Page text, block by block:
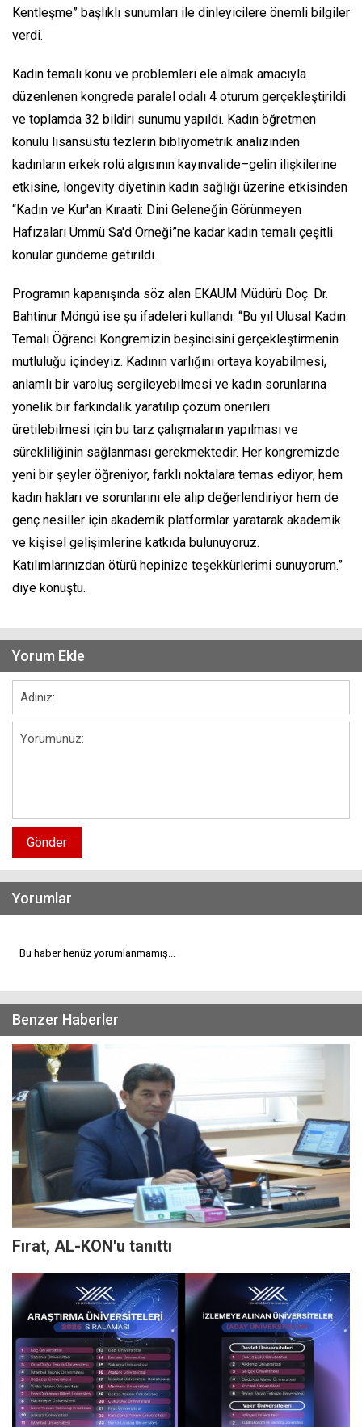
Kentleşme” başlıklı sunumları ile dinleyicilere önemli bilgiler
verdi.
Kadın temalı konu ve problemleri ele almak amacıyla
düzenlenen kongrede paralel odalı 4 oturum gerçekleştirildi
ve toplamda 32 bildiri sunumu yapıldı. Kadın öğretmen
konulu lisansüstü tezlerin bibliyometrik analizinden
kadınların erkek rolü algısının kayınvalide–gelin ilişkilerine
etkisine, longevity diyetinin kadın sağlığı üzerine etkisinden
“Kadın ve Kur'an Kıraati: Dini Geleneğin Görünmeyen
Hafızaları Ümmü Sa'd Örneği”ne kadar kadın temalı çeşitli
konular gündeme getirildi.
Programın kapanışında söz alan EKAUM Müdürü Doç. Dr.
Bahtinur Möngü ise şu ifadeleri kullandı: “Bu yıl Ulusal Kadın
Temalı Öğrenci Kongremizin beşincisini gerçekleştirmenin
mutluluğu içindeyiz. Kadının varlığını ortaya koyabilmesi,
anlamlı bir varoluş sergileyebilmesi ve kadın sorunlarına
yönelik bir farkındalık yaratılıp çözüm önerileri
üretilebilmesi için bu tarz çalışmaların yapılması ve
sürekliliğinin sağlanması gerekmektedir. Her kongremizde
yeni bir şeyler öğreniyor, farklı noktalara temas ediyor; hem
kadın hakları ve sorunlarını ele alıp değerlendiriyor hem de
genç nesiller için akademik platformlar yaratarak akademik
ve kişisel gelişimlerine katkıda bulunuyoruz.
Katılımlarınızdan ötürü hepinize teşekkürlerimi sunuyorum.”
diye konuştu.
Yorum Ekle
Gönder
Yorumlar
Bu haber henüz yorumlanmamış...
Benzer Haberler
Fırat, AL-KON'u tanıttı